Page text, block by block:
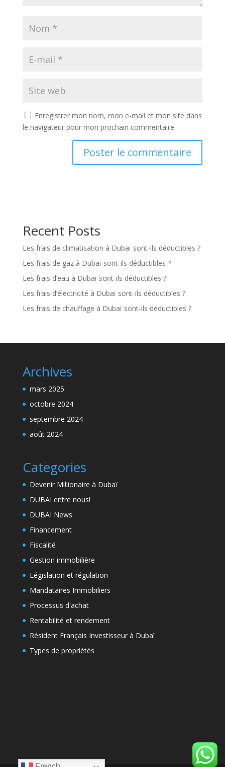
Enregistrer mon nom, mon e-mail et mon site dans
le navigateur pour mon prochain commentaire.
Recent Posts
Les frais de climatisation à Dubaï sont-ils déductibles ?
Les frais de gaz à Dubaï sont-ils déductibles ?
Les frais d’eau à Dubaï sont-ils déductibles ?
Les frais d’électricité à Dubaï sont-ils déductibles ?
Les frais de chauffage à Dubaï sont-ils déductibles ?
Archives
mars 2025
octobre 2024
septembre 2024
août 2024
Categories
Devenir Millionaire à Dubaï
DUBAI entre nous!
DUBAI News
Financement
Fiscalité
Gestion immobilière
Législation et régulation
Mandataires Immobiliers
Processus d'achat
Rentabilité et rendement
Résident Français Investisseur à Dubaï
Types de propriétés